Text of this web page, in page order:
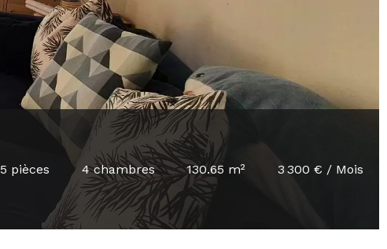
5 pièces 4 chambres 130.65 m² 3 300 € / Mois